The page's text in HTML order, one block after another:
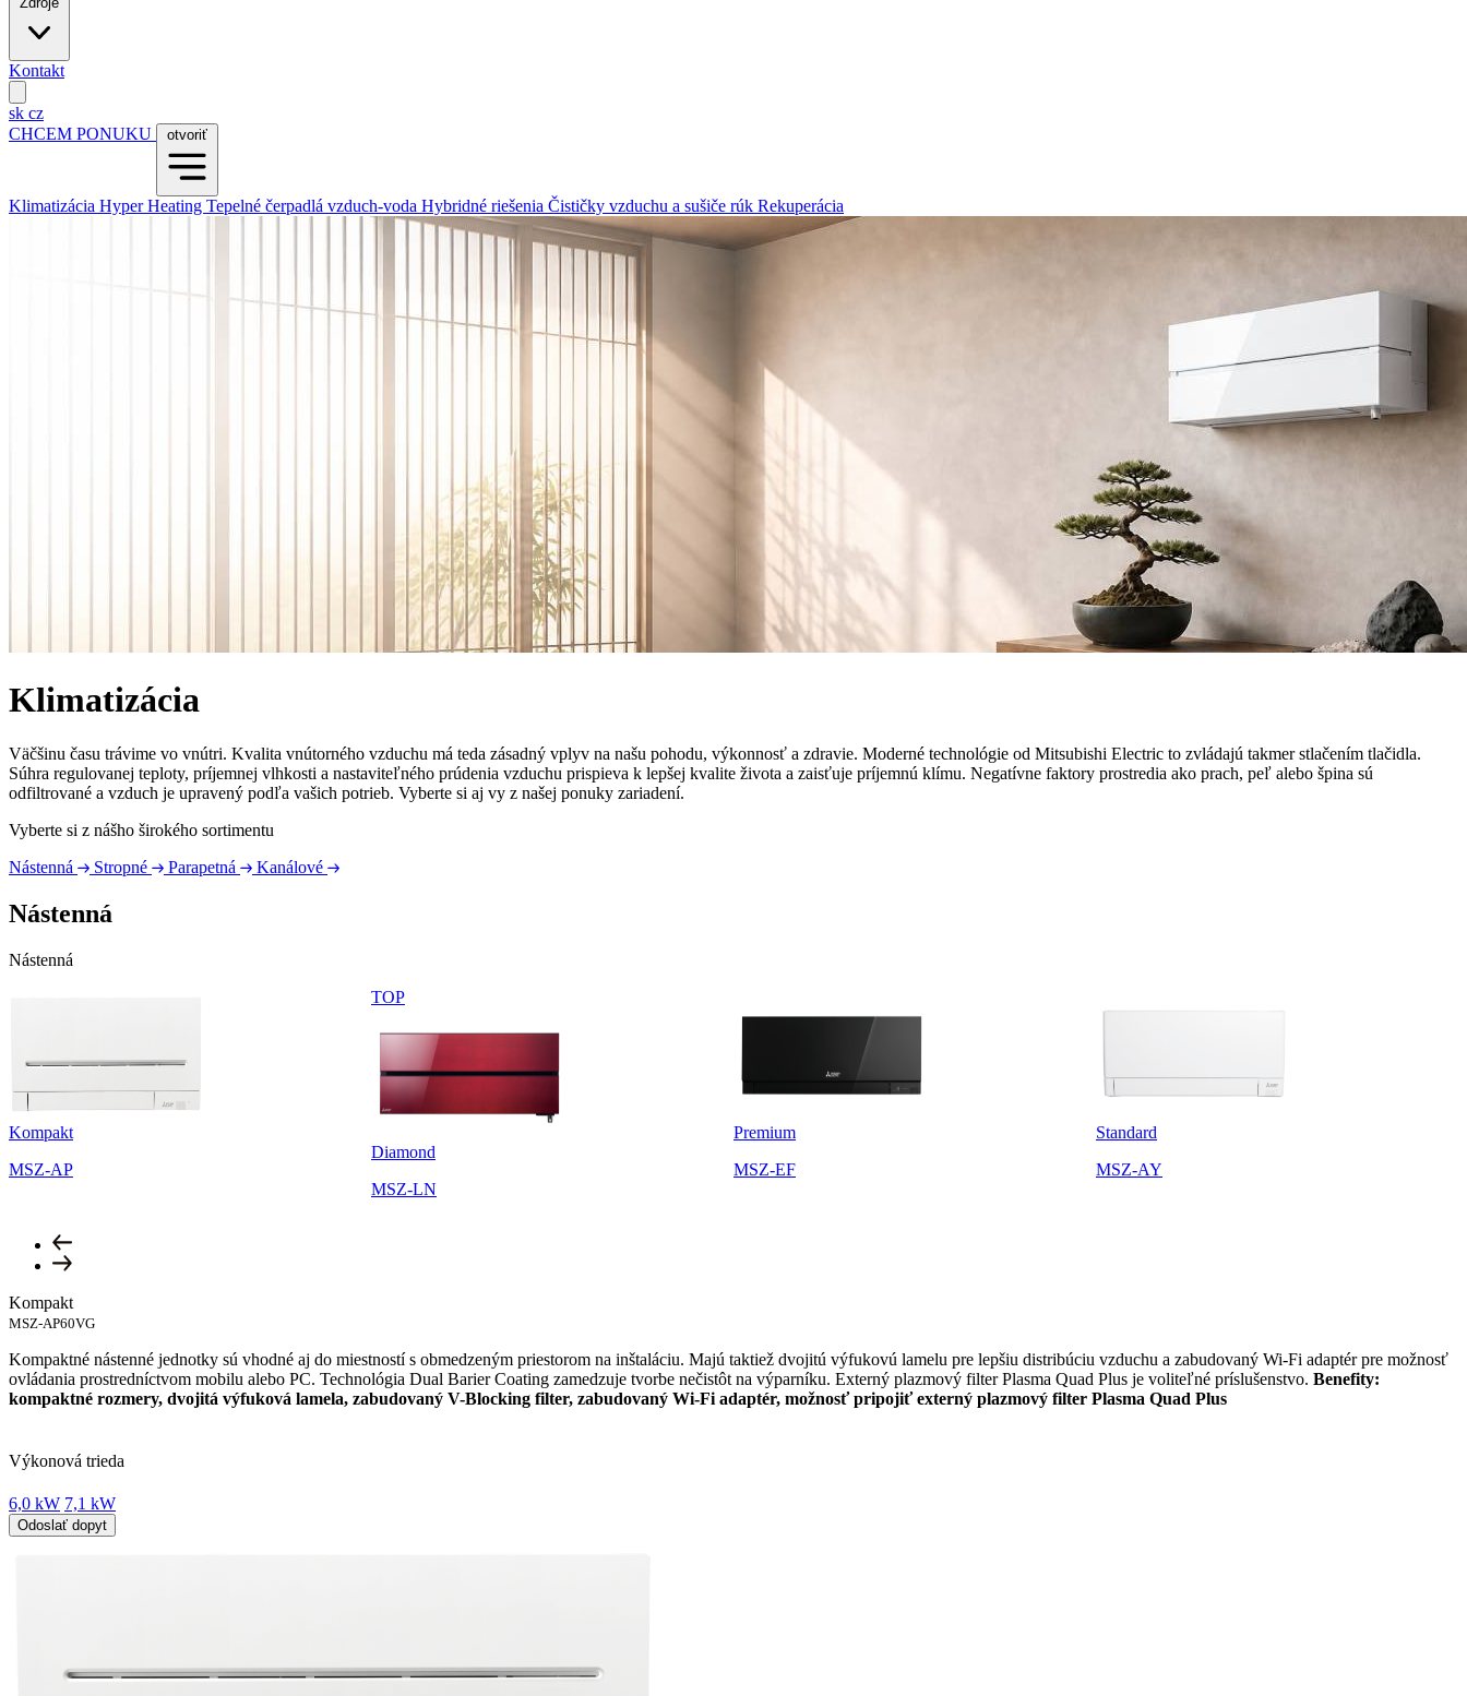
Kontakt
sk cz
CHCEM PONUKU
otvoriť
Klimatizácia Hyper Heating Tepelné čerpadlá vzduch-voda Hybridné riešenia Čističky vzduchu a sušiče rúk Rekuperácia
Klimatizácia
Väčšinu času trávime vo vnútri. Kvalita vnútorného vzduchu má teda zásadný vplyv na našu pohodu, výkonnosť a zdravie. Moderné technológie od Mitsubishi Electric to zvládajú takmer stlačením tlačidla.
Súhra regulovanej teploty, príjemnej vlhkosti a nastaviteľného prúdenia vzduchu prispieva k lepšej kvalite života a zaisťuje príjemnú klímu. Negatívne faktory prostredia ako prach, peľ alebo špina sú
odfiltrované a vzduch je upravený podľa vašich potrieb. Vyberte si aj vy z našej ponuky zariadení.
Vyberte si z nášho širokého sortimentu
Nástenná
Stropné Parapetná Kanálové
Nástenná
Nástenná
Kompakt
MSZ-AP
TOP
Diamond
MSZ-LN
Premium
MSZ-EF
Standard
MSZ-AY
Kompakt
MSZ-AP60VG
Kompaktné nástenné jednotky sú vhodné aj do miestností s obmedzeným priestorom na inštaláciu. Majú taktiež dvojitú výfukovú lamelu pre lepšiu distribúciu vzduchu a zabudovaný Wi-Fi adaptér pre možnosť
ovládania prostredníctvom mobilu alebo PC. Technológia Dual Barier Coating zamedzuje tvorbe nečistôt na výparníku. Externý plazmový filter Plasma Quad Plus je voliteľné príslušenstvo. Benefity:
kompaktné rozmery, dvojitá výfuková lamela, zabudovaný V-Blocking filter, zabudovaný Wi-Fi adaptér, možnosť pripojiť externý plazmový filter Plasma Quad Plus
Výkonová trieda
6,0 kW 7,1 kW
Odoslať dopyt